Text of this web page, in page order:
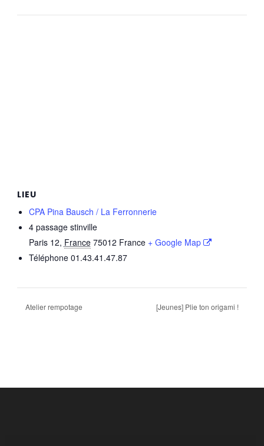
LIEU
CPA Pina Bausch / La Ferronnerie
4 passage stinville
Paris 12, France 75012 France + Google Map
Téléphone 01.43.41.47.87
Atelier rempotage [Jeunes] Plie ton origami !